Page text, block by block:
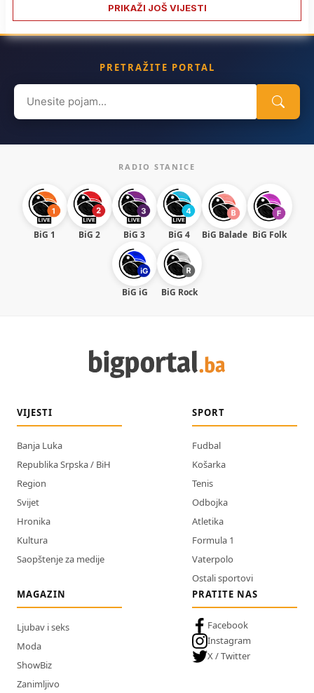
PRIKAŽI JOŠ VIJESTI
PRETRAŽITE PORTAL
Search
for:
RADIO STANICE
BiG 1 BiG 2 BiG 3 BiG 4 BiG Balade BiG Folk
BiG iG BiG Rock
VIJESTI
Banja Luka
Republika Srpska / BiH
Region
Svijet
Hronika
Kultura
Saopštenje za medije
SPORT
Fudbal
Košarka
Tenis
Odbojka
Atletika
Formula 1
Vaterpolo
Ostali sportovi
MAGAZIN
Ljubav i seks
Moda
ShowBiz
Zanimljivo
PRATITE NAS
Facebook
Instagram
X / Twitter